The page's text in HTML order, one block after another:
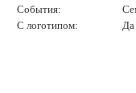
События:
С логотипом:
Да